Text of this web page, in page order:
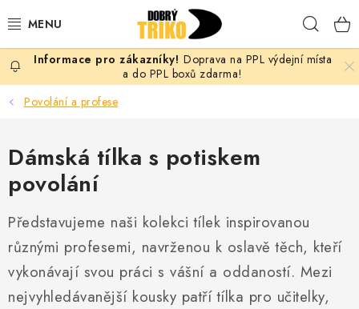
na
PRO ŽENY
PRO MUŽE
PRO DĚTI
DOPLŇKY
VLASTNÍ MOTIV
Doprava na PPL výdejní místa
a do PPL boxů zdarma!
Povolání a profese
Dámská tílka s potiskem
povolání
Představujeme naši kolekci tílek inspirovanou
různými profesemi, navrženou k oslavě těch, kteří
vykonávají svou práci s vášní a oddaností. Mezi
nejvyhledávanější kousky patří tílka pro učitelky,